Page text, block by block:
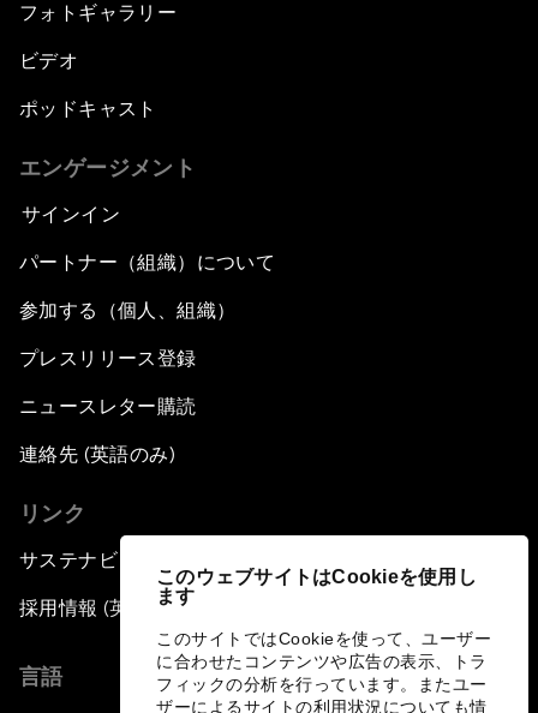
このウェブサイトはCookieを使用し
ます
このサイトではCookieを使って、ユーザー
に合わせたコンテンツや広告の表示、トラ
フィックの分析を行っています。またユー
ザーによるサイトの利用状況についても情
フォトギャラリー
ビデオ
ポッドキャスト
エンゲージメント
サインイン
パートナー（組織）について
参加する（個人、組織）
プレスリリース登録
ニュースレター購読
連絡先 (英語のみ)
リンク
サステナビリティへの取り組み
採用情報 (英語のみ)
言語